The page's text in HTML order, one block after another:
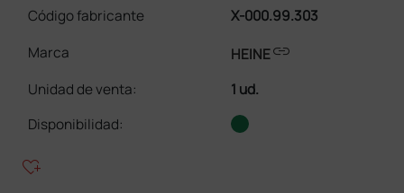
Código fabricante
X-000.99.303
Marca
HEINElink
Unidad de venta:
1 ud.
Disponibilidad:
heart_plus